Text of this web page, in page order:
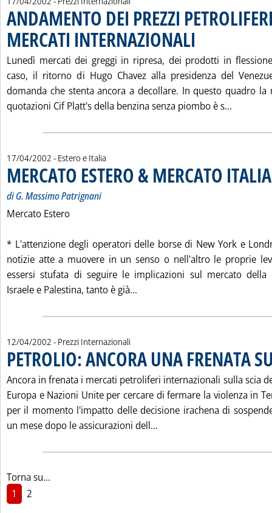
ANDAMENTO DEI PREZZI
MERCATI INTERNAZIONALI
Lunedì mercati dei greggi in ripresa, dei prodotti in
caso, il ritorno di Hugo Chavez alla presidenza del
domanda che stenta ancora a decollare. In questo quadro la
quotazioni Cif Platt's della benzina senza piombo è s...
17/04/2002 - Estero e Italia
MERCATO ESTERO & MERCATO ITALIA
di G. Massimo Patrignani
Mercato Estero
* L'attenzione degli operatori delle borse di New York e
notizie atte a muovere in un senso o nell'altro le proprie
essersi stufata di seguire le implicazioni sul mercato della
Israele e Palestina, tanto è già...
12/04/2002 - Prezzi Internazionali
PETROLIO: ANCORA UNA FRENATA
Ancora in frenata i mercati petroliferi internazionali sulla scia
Europa e Nazioni Unite per cercare di fermare la violenza in
per il momento l'impatto delle decisione irachena di
un mese dopo le assicurazioni dell...
Torna su...
1
2